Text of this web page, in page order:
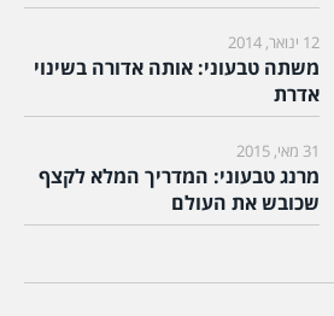
12 ינואר, 2014
משתה טבעוני: אותה אדורה בשינוי
אדרת
31 מאי, 2015
מרנג טבעוני: המדריך המלא לקצף
שכובש את העולם